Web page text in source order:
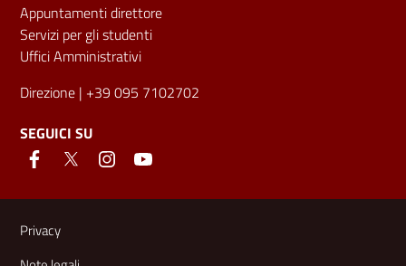
Appuntamenti direttore
Servizi per gli studenti
Uffici Amministrativi
Direzione | +39 095 7102702
SEGUICI SU
Link e informazioni utili
Privacy